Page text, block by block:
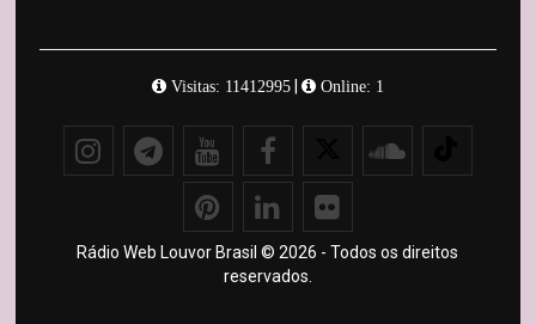
Visitas: 11412995| Online: 1
Rádio Web Louvor Brasil © 2026 - Todos os direitos
reservados.